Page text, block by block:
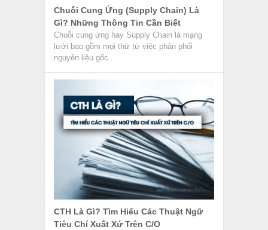
Chuỗi Cung Ứng (Supply Chain) Là
Gì? Những Thông Tin Cần Biết
Chuỗi cung ứng hay Supply Chain là mạng
lưới bao gồm mọi thứ từ việc phân phối
nguyên liệu gốc...
CTH Là Gì? Tìm Hiểu Các Thuật Ngữ
Tiêu Chí Xuất Xứ Trên C/O